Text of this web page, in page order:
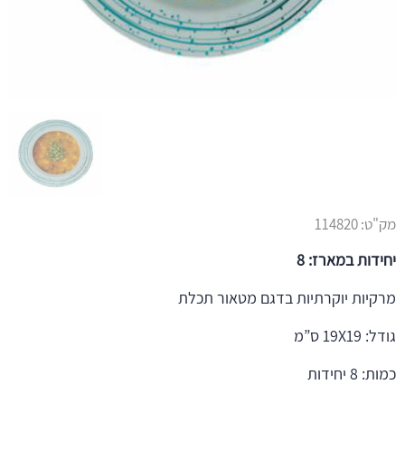
מק"ט:114820
יחידות במארז: 8
מרקיות יוקרתיות בדגם מטאור תכלת
גודל: 19X19 ס”מ
כמות: 8 יחידות